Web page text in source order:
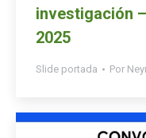
investigación
2025
Slide portada Por